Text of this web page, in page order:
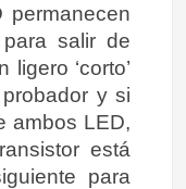
permanecen
salir de
‘corto’
y si
ambos LED,
está
para